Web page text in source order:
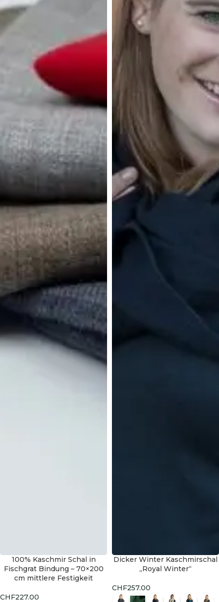
HOT100% Kaschmir Schal in
Fischgrat Bindung – 70×200
cm mittlere Festigkeit
CHF227.00
Dicker Winter Kaschmirschal
„Royal Winter“
CHF257.00